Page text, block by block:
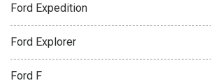
Ford Expedition
Ford Explorer
Ford F